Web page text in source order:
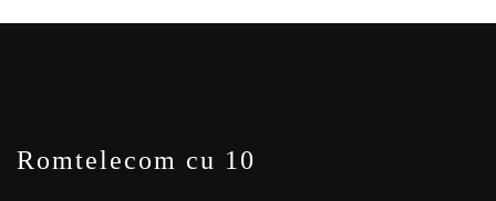
Romtelecom cu 10